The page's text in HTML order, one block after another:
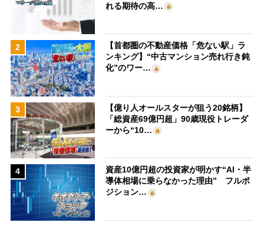
れる期待の高…
2
【首都圏の不動産価格「危ない駅」ラ
ンキング】“中古マンション売れ行き鈍
化”のワー…
3
【億り人オールスターが狙う20銘柄】
「総資産69億円超」90歳現役トレーダ
ーから“10…
4
資産10億円超の投資家が明かす“AI・半
導体相場に乗らなかった理由” フルポ
ジション…